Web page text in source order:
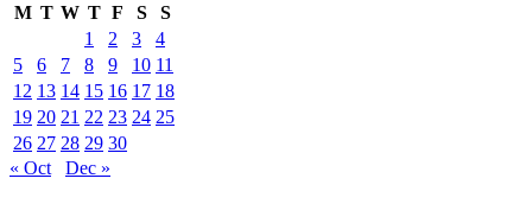
M T W T F S
S
1
2 3
4
5
6 7 8 9 10 11
12 13 14 15 16 17 18
19 20 21 22 23 24 25
26 27 28 29 30
« Oct
Dec »